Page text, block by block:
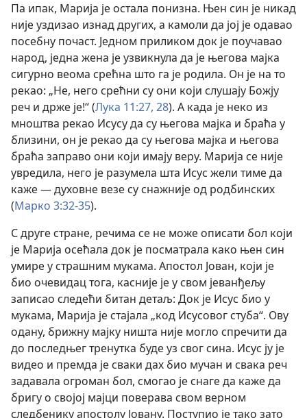
Па ипак, Марија је остала понизна. Њен син је никад
није уздизао изнад других, а камоли да јој је одавао
посебну почаст. Једном приликом док је поучавао
народ, једна жена је узвикнула да је његова мајка
сигурно веома срећна што га је родила. Он је на то
рекао: „Не, него срећни су они који слушају Божју
реч и држе је!“ (Лука 11:27, 28). А када је неко из
мноштва рекао Исусу да су његова мајка и браћа у
близини, он је рекао да су његова мајка и његова
браћа заправо они који имају веру. Марија се није
увредила, него је разумела шта Исус жели тиме да
каже — духовне везе су снажније од родбинских
(Марко 3:32-35).
С друге стране, речима се не може описати бол који
је Марија осећала док је посматрала како њен син
умире у страшним мукама. Апостол Јован, који је
био очевидац тога, касније је у свом јеванђељу
записао следећи битан детаљ: Док је Исус био у
мукама, Марија је стајала „код Исусовог стуба“. Ову
одану, брижну мајку ништа није могло спречити да
до последњег тренутка буде уз свог сина. Исус ју је
видео и премда је сваки дах био мучан и свака реч
задавала огроман бол, смогао је снаге да каже да
бригу о својој мајци поверава свом верном
следбенику апостолу Јовану. Поступио је тако зато